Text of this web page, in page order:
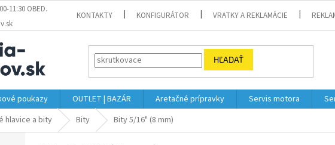
11:30 OBED.
KONTAKTY KONFIGURÁTOR VRATKY A REKLAMÁCIE
HĽADAŤ
poukazy OUTLET | BAZÁR Aretačné prípravky Servis motora
hlavice a bity Bity Bity 5/16" (8 mm)